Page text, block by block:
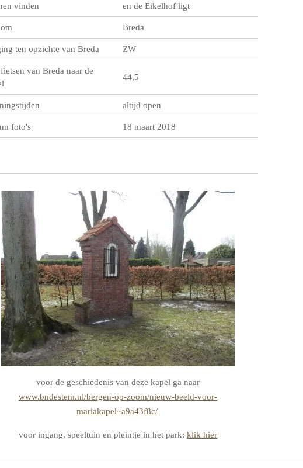
vinden
en de Eikelhof ligt
Breda
ten opzichte van Breda ZW
van Breda naar de
44,5
altijd open
foto's 18 maart 2018
voor de geschiedenis van deze kapel ga naar
www.bndestem.nl/bergen-op-zoom/nieuw-beeld-voor-
mariakapel~a9a43f8c/
voor ingang, speeltuin en pleintje in het park: klik hier